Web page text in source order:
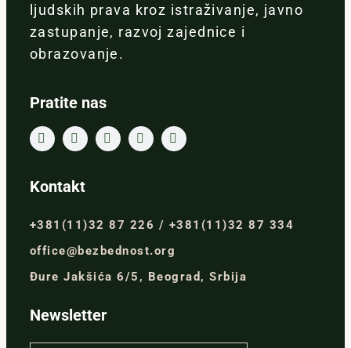
ljudskih prava kroz istraživanje, javno
zastupanje, razvoj zajednice i
obrazovanje.
Pratite nas
Kontakt
+381(11)32 87 226 / +381(11)32 87 334
office@bezbednost.org
Đure Jakšića 6/5, Beograd, Srbija
Newsletter